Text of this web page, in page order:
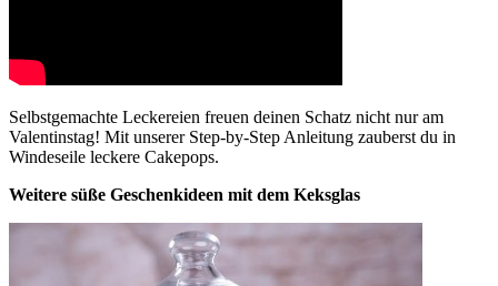
Selbstgemachte Leckereien freuen deinen Schatz nicht nur am
Valentinstag! Mit unserer Step-by-Step Anleitung zauberst du in
Windeseile leckere Cakepops.
Weitere süße Geschenkideen mit dem Keksglas